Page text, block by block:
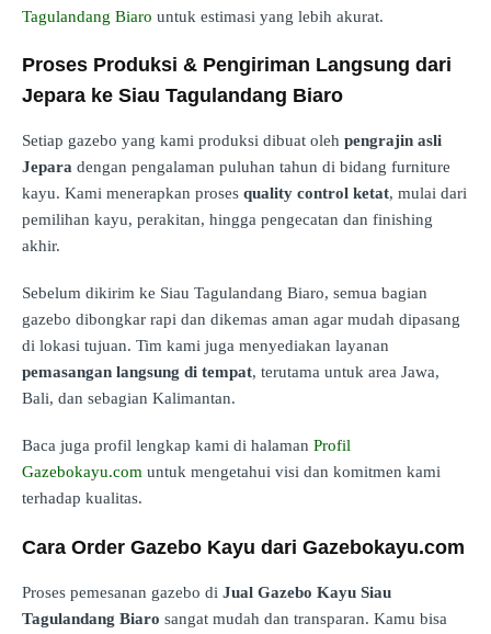
Tagulandang Biaro untuk estimasi yang lebih akurat.
Proses Produksi & Pengiriman Langsung dari
Jepara ke Siau Tagulandang Biaro
Setiap gazebo yang kami produksi dibuat oleh pengrajin asli
Jepara dengan pengalaman puluhan tahun di bidang furniture
kayu. Kami menerapkan proses quality control ketat, mulai dari
pemilihan kayu, perakitan, hingga pengecatan dan finishing
akhir.
Sebelum dikirim ke Siau Tagulandang Biaro, semua bagian
gazebo dibongkar rapi dan dikemas aman agar mudah dipasang
di lokasi tujuan. Tim kami juga menyediakan layanan
pemasangan langsung di tempat, terutama untuk area Jawa,
Bali, dan sebagian Kalimantan.
Baca juga profil lengkap kami di halaman Profil
Gazebokayu.com untuk mengetahui visi dan komitmen kami
terhadap kualitas.
Cara Order Gazebo Kayu dari Gazebokayu.com
Proses pemesanan gazebo di Jual Gazebo Kayu Siau
Tagulandang Biaro sangat mudah dan transparan. Kamu bisa